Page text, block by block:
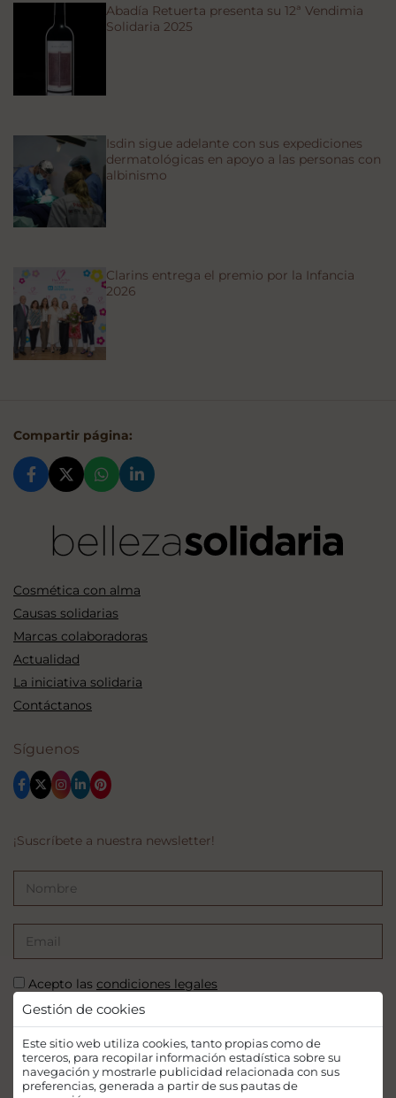
Gestión de cookies
Este sitio web utiliza cookies, tanto propias como de
terceros, para recopilar información estadística sobre su
navegación y mostrarle publicidad relacionada con sus
preferencias, generada a partir de sus pautas de
Abadía Retuerta presenta su 12ª Vendimia
Solidaria 2025
Isdin sigue adelante con sus expediciones
dermatológicas en apoyo a las personas con
albinismo
Clarins entrega el premio por la Infancia
2026
Compartir página:
Cosmética con alma
Causas solidarias
Marcas colaboradoras
Actualidad
La iniciativa solidaria
Contáctanos
Síguenos
¡Suscríbete a nuestra newsletter!
Acepto las condiciones legales